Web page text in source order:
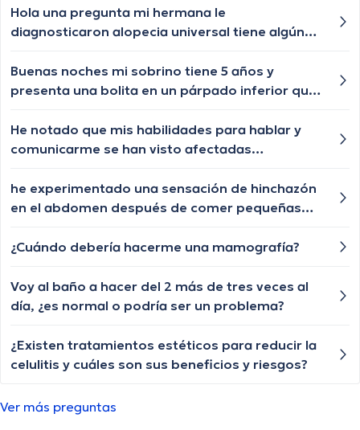
Hola una pregunta mi hermana le
diagnosticaron alopecia universal tiene algún
las cejas y pestañas , aunque ya le están
creciendo de a poquito pero lento y chiquititos
pestañas igual algún tratamiento q le ayude a
crecer o esa enfermedad ya no tiene
Buenas noches mi sobrino tiene 5 años y
presenta una bolita en un párpado inferior que
vuelve aparecer, qué especialista nos puede
ayudar?
He notado que mis habilidades para hablar y
comunicarme se han visto afectadas
encontrar las palabras adecuadas y mi habla se
vuelve más lenta. ¿Alguien tiene alguna
sucediendo y cómo puedo mejorar mi
he experimentado una sensación de hinchazón
en el abdomen después de comer pequeñas
razones detrás de esta sensación de hinchazón
¿Cuándo debería hacerme una mamografía?
Voy al baño a hacer del 2 más de tres veces al
día, ¿es normal o podría ser un problema?
¿Existen tratamientos estéticos para reducir la
celulitis y cuáles son sus beneficios y riesgos?
Ver más preguntas